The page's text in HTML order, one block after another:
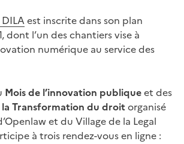
est inscrite dans son plan
dont l’un des chantiers vise à
numérique au service des
Mois de l’innovation publiqueet des
la Transformation du droitorganisé
et du Village de la Legal
à trois rendez-vous en ligne :